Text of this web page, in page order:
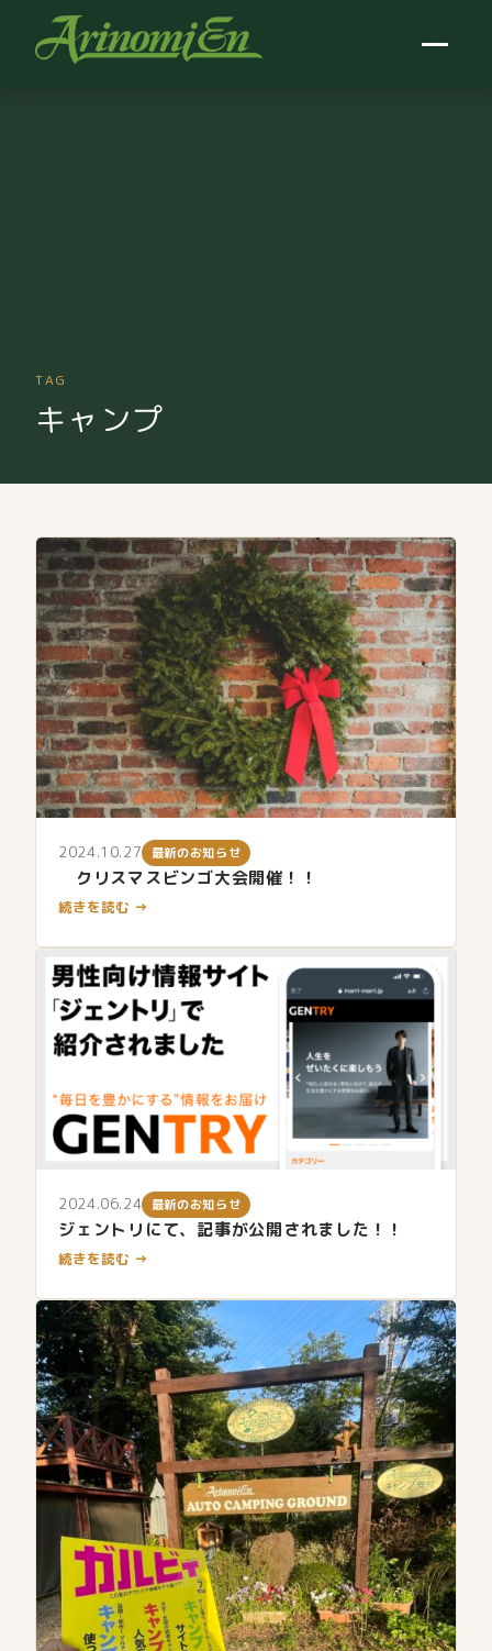
TAG
キャンプ
2024.10.27 最新のお知らせ
クリスマスビンゴ大会開催！！
続きを読む →
2024.06.24 最新のお知らせ
ジェントリにて、記事が公開されました！！
続きを読む →